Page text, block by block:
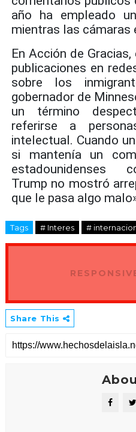
año ha empleado
mientras las cámaras
En Acción de
publicaciones en
sobre los
gobernador de
un término
referirse a
intelectual. Cuando
si mantenía un
estadounidenses
Trump no mostró
que le pasa algo
Tags # Interes #
Share This